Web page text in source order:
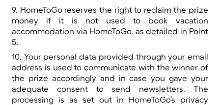
9. HomeToGo reserves the right to reclaim the prize
money if it is not used to book vacation
accommodation via HomeToGo, as detailed in Point
5.
10. Your personal data provided through your email
address is used to communicate with the winner of
the prize accordingly and in case you gave your
adequate consent to send newsletters. The
processing is as set out in HomeToGo’s privacy